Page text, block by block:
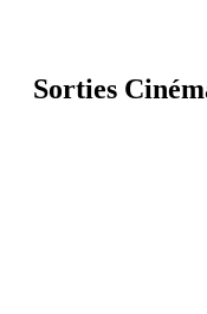
Sorties